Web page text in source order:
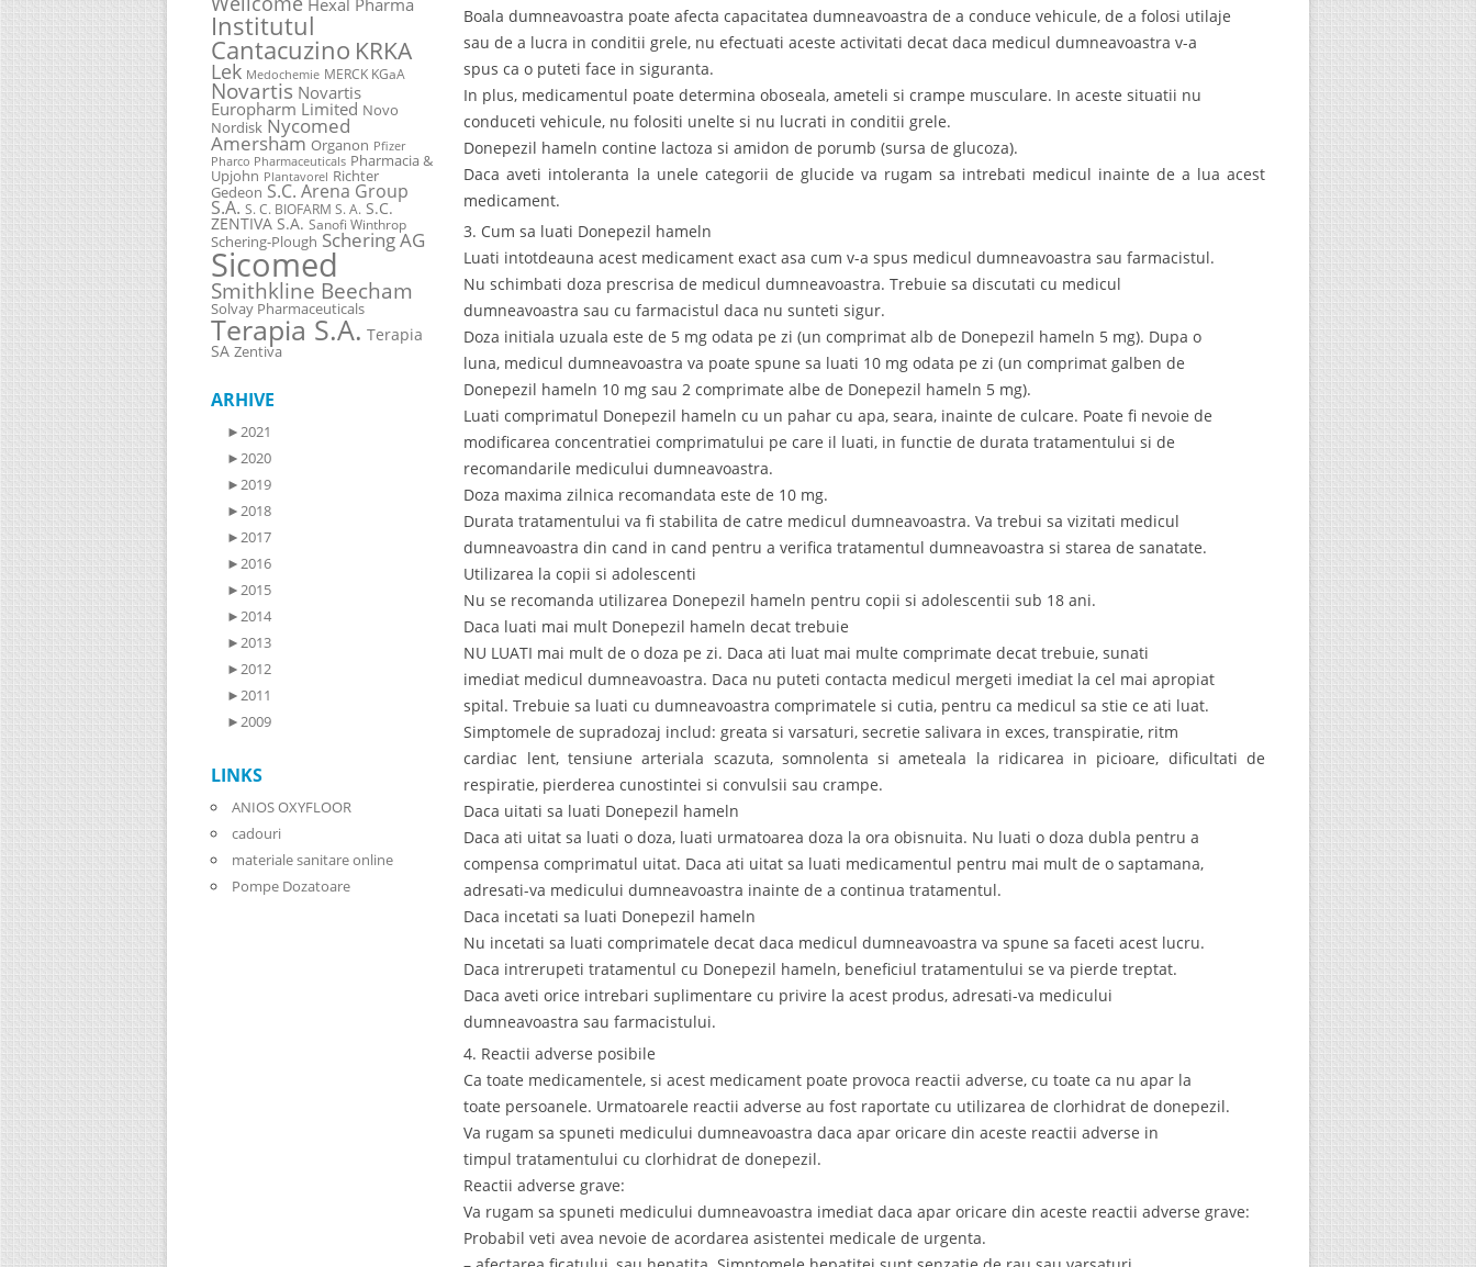
Boala dumneavoastra poate afecta capacitatea dumneavoastra de a conduce vehicule, de a folosi utilaje
sau de a lucra in conditii grele, nu efectuati aceste activitati decat daca medicul dumneavoastra v-a
spus ca o puteti face in siguranta.
In plus, medicamentul poate determina oboseala, ameteli si crampe musculare. In aceste situatii nu
conduceti vehicule, nu folositi unelte si nu lucrati in conditii grele.
Donepezil hameln contine lactoza si amidon de porumb (sursa de glucoza).
Daca aveti intoleranta la unele categorii de glucide va rugam sa intrebati medicul inainte de a lua acest
medicament.
3. Cum sa luati Donepezil hameln
Luati intotdeauna acest medicament exact asa cum v-a spus medicul dumneavoastra sau farmacistul.
Nu schimbati doza prescrisa de medicul dumneavoastra. Trebuie sa discutati cu medicul
dumneavoastra sau cu farmacistul daca nu sunteti sigur.
Doza initiala uzuala este de 5 mg odata pe zi (un comprimat alb de Donepezil hameln 5 mg). Dupa o
luna, medicul dumneavoastra va poate spune sa luati 10 mg odata pe zi (un comprimat galben de
Donepezil hameln 10 mg sau 2 comprimate albe de Donepezil hameln 5 mg).
Luati comprimatul Donepezil hameln cu un pahar cu apa, seara, inainte de culcare. Poate fi nevoie de
modificarea concentratiei comprimatului pe care il luati, in functie de durata tratamentului si de
recomandarile medicului dumneavoastra.
Doza maxima zilnica recomandata este de 10 mg.
Durata tratamentului va fi stabilita de catre medicul dumneavoastra. Va trebui sa vizitati medicul
dumneavoastra din cand in cand pentru a verifica tratamentul dumneavoastra si starea de sanatate.
Utilizarea la copii si adolescenti
Nu se recomanda utilizarea Donepezil hameln pentru copii si adolescentii sub 18 ani.
Daca luati mai mult Donepezil hameln decat trebuie
NU LUATI mai mult de o doza pe zi. Daca ati luat mai multe comprimate decat trebuie, sunati
imediat medicul dumneavoastra. Daca nu puteti contacta medicul mergeti imediat la cel mai apropiat
spital. Trebuie sa luati cu dumneavoastra comprimatele si cutia, pentru ca medicul sa stie ce ati luat.
Simptomele de supradozaj includ: greata si varsaturi, secretie salivara in exces, transpiratie, ritm
cardiac lent, tensiune arteriala scazuta, somnolenta si ameteala la ridicarea in picioare, dificultati de
respiratie, pierderea cunostintei si convulsii sau crampe.
Daca uitati sa luati Donepezil hameln
Daca ati uitat sa luati o doza, luati urmatoarea doza la ora obisnuita. Nu luati o doza dubla pentru a
compensa comprimatul uitat. Daca ati uitat sa luati medicamentul pentru mai mult de o saptamana,
adresati-va medicului dumneavoastra inainte de a continua tratamentul.
Daca incetati sa luati Donepezil hameln
Nu incetati sa luati comprimatele decat daca medicul dumneavoastra va spune sa faceti acest lucru.
Daca intrerupeti tratamentul cu Donepezil hameln, beneficiul tratamentului se va pierde treptat.
Daca aveti orice intrebari suplimentare cu privire la acest produs, adresati-va medicului
dumneavoastra sau farmacistului.
4. Reactii adverse posibile
Ca toate medicamentele, si acest medicament poate provoca reactii adverse, cu toate ca nu apar la
toate persoanele. Urmatoarele reactii adverse au fost raportate cu utilizarea de clorhidrat de donepezil.
Va rugam sa spuneti medicului dumneavoastra daca apar oricare din aceste reactii adverse in
timpul tratamentului cu clorhidrat de donepezil.
Reactii adverse grave:
Va rugam sa spuneti medicului dumneavoastra imediat daca apar oricare din aceste reactii adverse grave:
Probabil veti avea nevoie de acordarea asistentei medicale de urgenta.
Institutul
Cantacuzino KRKA
Lek Medochemie MERCK KGaA
Novartis Novartis
Europharm Limited Novo
Nordisk Nycomed
Amersham Organon Pfizer
Pharco Pharmaceuticals Pharmacia &
Upjohn Plantavorel Richter
Gedeon S.C. Arena Group
S.A. S. C. BIOFARM S. A. S.C.
ZENTIVA S.A. Sanofi Winthrop
Schering-Plough Schering AG
Sicomed
Smithkline Beecham
Solvay Pharmaceuticals
Terapia S.A. Terapia
SA Zentiva
ARHIVE
►2021
►2020
►2019
►2018
►2017
►2016
►2015
►2014
►2013
►2012
►2011
►2009
LINKS
ANIOS OXYFLOOR
cadouri
materiale sanitare online
Pompe Dozatoare